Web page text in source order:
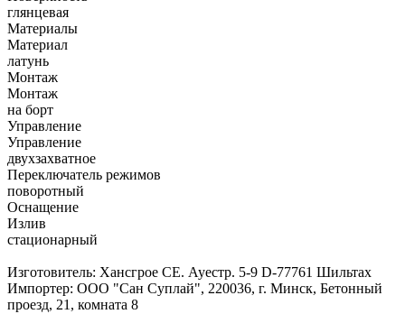
глянцевая
Материалы
Материал
латунь
Монтаж
Монтаж
на борт
Управление
Управление
двухзахватное
Переключатель режимов
поворотный
Оснащение
Излив
стационарный
Изготовитель: Хансгрое СЕ. Ауестр. 5-9 D-77761 Шильтах
Импортер: ООО "Сан Суплай", 220036, г. Минск, Бетонный
проезд, 21, комната 8